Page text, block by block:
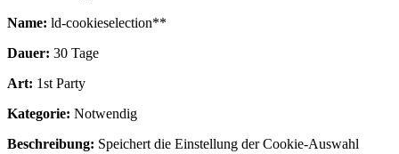
Name: ld-cookieselection**
Dauer: 30 Tage
Art: 1st Party
Kategorie: Notwendig
Beschreibung: Speichert die Einstellung der Cookie-Auswahl